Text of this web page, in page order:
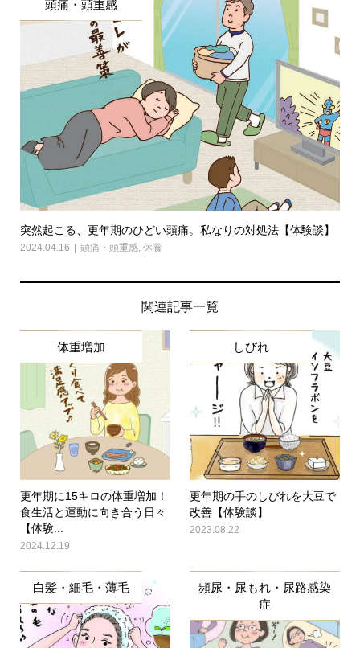
頭痛・頭重感
突然起こる、更年期のひどい頭痛。私なりの対処法【体験談】
2024.04.16 頭痛・頭重感, 休養
関連記事一覧
体重増加
更年期に15キロの体重増加！
食生活と運動に向き合う日々
【体験...
2024.12.19
しびれ
更年期の手のしびれを大豆で
改善【体験談】
2023.08.22
白髪・細毛・薄毛
頻尿・尿もれ・尿路感染
症